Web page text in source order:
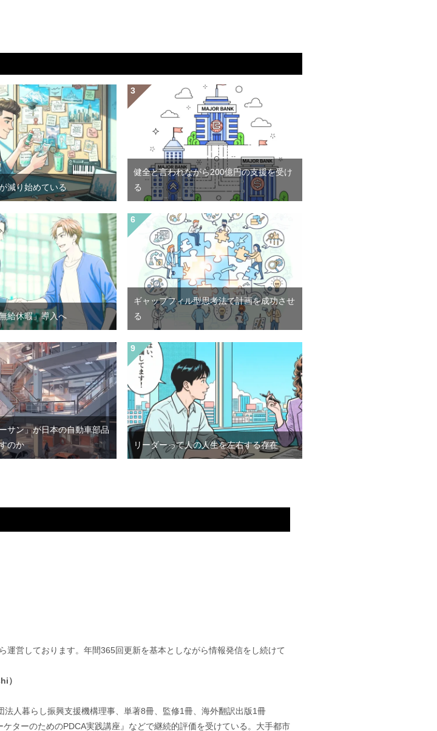
減り始めている
健全と言われながら200億円の支援を受け
る
給休暇」導入へ
ギャップフィル型思考法で計画を成功させ
る
サン」が日本の自動車部品
のか
リーダーって人の人生を左右する存在
運営しております。年間365回更新を基本としながら情報発信をし続けて
）
法人暮らし振興支援機構理事、単著8冊、監修1冊、海外翻訳出版1冊
ターのためのPDCA実践講座』などで継続的評価を受けている。大手都市